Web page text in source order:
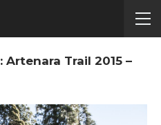
Trail 2015 –